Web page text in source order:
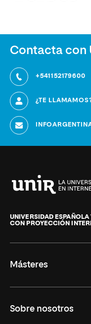
Contacta con
+541152179600
¿TE
de
La
UNIVERSIDAD ESPAÑOLA
CON PROYECCIÓN
Másteres
Derecho
Sobre nosotros